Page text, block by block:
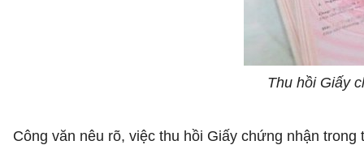
Thu hồi Giấy
Công văn nêu rõ, việc thu hồi Giấy chứng nhận